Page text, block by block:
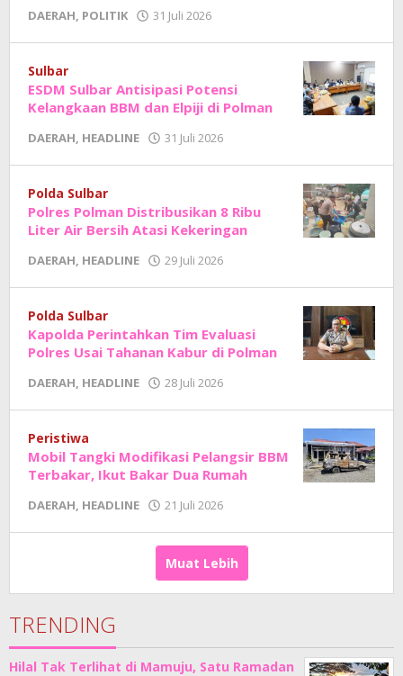
DAERAH, POLITIK 31 Juli 2026
Junaedi
Sulbar
ESDM Sulbar Antisipasi Potensi
Kelangkaan BBM dan Elpiji di Polman
DAERAH, HEADLINE 31 Juli 2026
Junaedi
Polda Sulbar
Polres Polman Distribusikan 8 Ribu
Liter Air Bersih Atasi Kekeringan
DAERAH, HEADLINE 29 Juli 2026
Junaedi
Polda Sulbar
Kapolda Perintahkan Tim Evaluasi
Polres Usai Tahanan Kabur di Polman
DAERAH, HEADLINE 28 Juli 2026
Junaedi
Peristiwa
Mobil Tangki Modifikasi Pelangsir BBM
Terbakar, Ikut Bakar Dua Rumah
DAERAH, HEADLINE 21 Juli 2026
Junaedi
Sholat
Muat Lebih
TRENDING
Hilal Tak Terlihat di Mamuju, Satu Ramadan